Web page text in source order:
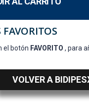
FAVORITOS
el botón FAVORITO , para
VOLVER A